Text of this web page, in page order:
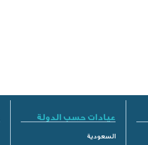
عيادات حسب الدولة
السعودية